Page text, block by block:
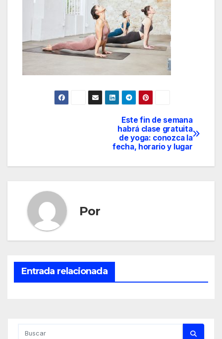
entradas
Este fin de semana
habrá clase gratuita
de yoga: conozca la
fecha, horario y lugar
Por
Entrada relacionada